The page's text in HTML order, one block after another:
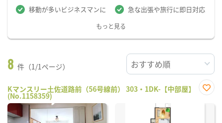
移動が多いビジネスマンに 急な出張や旅行に即日対応
もっと見る
8 件（1/1ページ）
Kマンスリー土佐道路前（56号線前） 303・1DK-【中部屋】
(No.1158359)
に入